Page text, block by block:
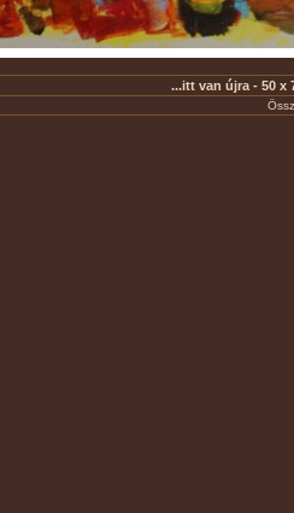
...itt van újra - 50 x